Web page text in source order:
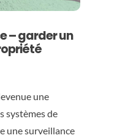
– garder un
une
systèmes de
une surveillance